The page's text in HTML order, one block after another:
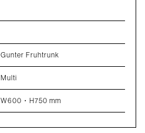
Gunter Fruhtrunk
Multi
W600・H750 mm